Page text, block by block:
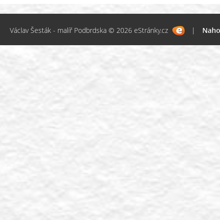
Václav Šesták - malíř Podbrdska © 2026 eStránky.cz |